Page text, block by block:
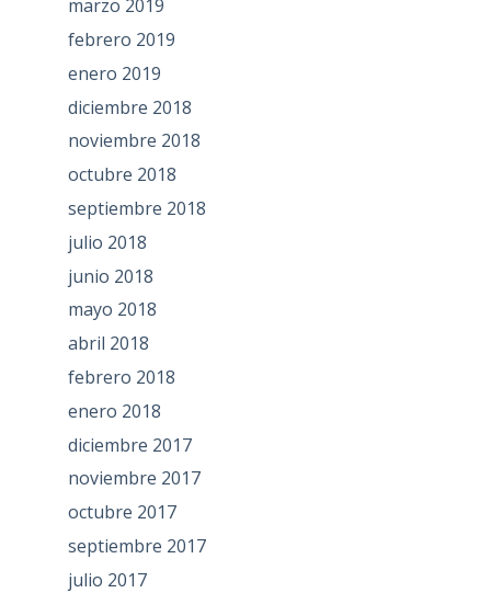
marzo 2019
febrero 2019
enero 2019
diciembre 2018
noviembre 2018
octubre 2018
septiembre 2018
julio 2018
junio 2018
mayo 2018
abril 2018
febrero 2018
enero 2018
diciembre 2017
noviembre 2017
octubre 2017
septiembre 2017
julio 2017